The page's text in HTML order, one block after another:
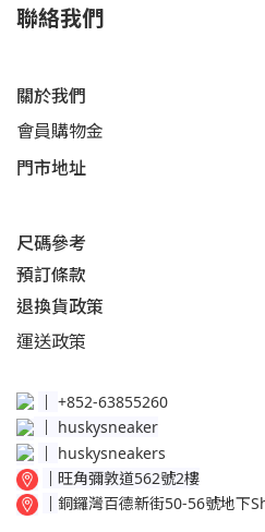
聯絡我們
關於我們
會員購物金
門市地址
尺碼參考
預訂條款
退換貨政策​
運送政策​
│ +852-63855260
huskysneaker
│ huskysneakers
│ 旺角彌敦道562號2樓
│ 銅鑼灣百德新街50-56號地下